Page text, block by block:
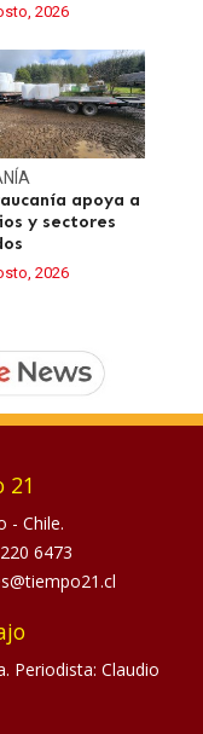
2026
apoya a
y sectores
2026
21
- Chile.
6473
Periodista: Claudio